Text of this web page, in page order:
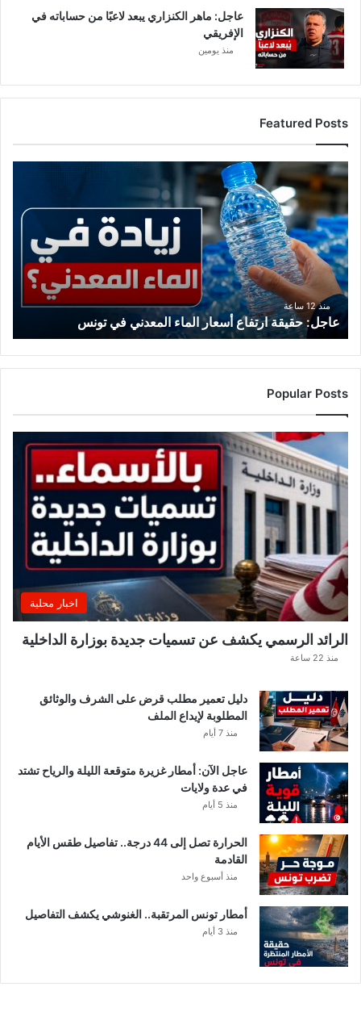
عاجل: ماهر الكنزاري يبعد لاعبًا من حساباته في
الإفريقي
منذ يومين
Featured Posts
عاجل:
حقيقة
ارتفاع
أسعار
الماء
المعدني
في
تونس
منذ 12 ساعة
عاجل: حقيقة ارتفاع أسعار الماء المعدني في تونس
Popular Posts
اخبار محلية
الرائد الرسمي يكشف عن تسميات جديدة بوزارة الداخلية
منذ 22 ساعة
دليل تعمير مطلب قرض على الشرف والوثائق
المطلوبة لإيداع الملف
منذ 7 أيام
عاجل الآن: أمطار غزيرة متوقعة الليلة والرياح تشتد
في عدة ولايات
منذ 5 أيام
الحرارة تصل إلى 44 درجة.. تفاصيل طقس الأيام
القادمة
منذ أسبوع واحد
أمطار تونس المرتقبة.. الغنوشي يكشف التفاصيل
منذ 3 أيام